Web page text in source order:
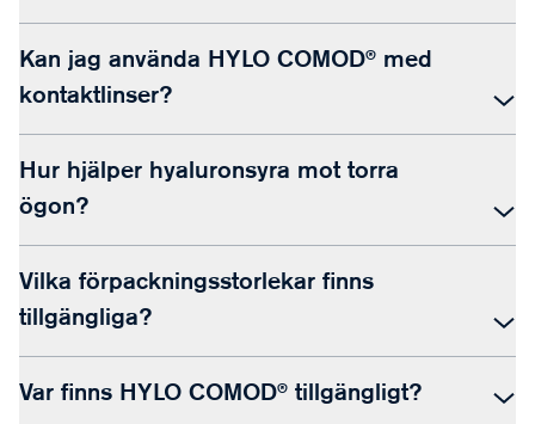
Kan jag använda HYLO COMOD® med
kontaktlinser?
Hur hjälper hyaluronsyra mot torra
ögon?
Vilka förpackningsstorlekar finns
tillgängliga?
Var finns HYLO COMOD® tillgängligt?